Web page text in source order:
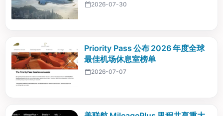
2026-07-30
Priority Pass 公布 2026 年度全球
最佳机场休息室榜单
2026-07-07